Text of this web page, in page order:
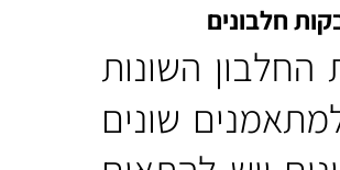
חלבונים
החלבון השונות
שונים